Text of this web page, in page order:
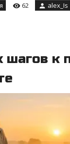
62 alex_Is
шагов к